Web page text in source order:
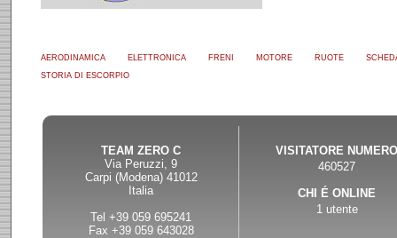
AERODINAMICA ELETTRONICA FRENI MOTORE RUOTE
STORIA DI ESCORPIO
VISITATORE NUMERO
460527
CHI É ONLINE
1 utente
TEAM ZERO C
Via Peruzzi, 9
Carpi (Modena) 41012
Italia
Tel +39 059 695241
Fax +39 059 643028